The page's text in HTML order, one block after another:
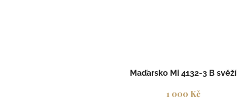
Maďarsko Mi 4132-3 B svěží
1 000 Kč